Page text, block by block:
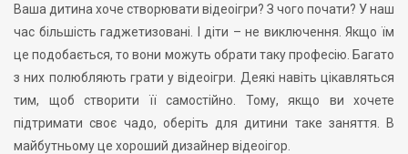
Ваша дитина хоче створювати відеоігри? З чого почати? У наш
час більшість гаджетизовані. І діти – не виключення. Якщо їм
це подобається, то вони можуть обрати таку професію. Багато
з них полюбляють грати у відеоігри. Деякі навіть цікавляться
тим, щоб створити її самостійно. Тому, якщо ви хочете
підтримати своє чадо, оберіть для дитини таке заняття. В
майбутньому це хороший дизайнер відеоігор.